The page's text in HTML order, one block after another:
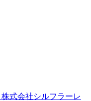
株式会社シルフラーレ